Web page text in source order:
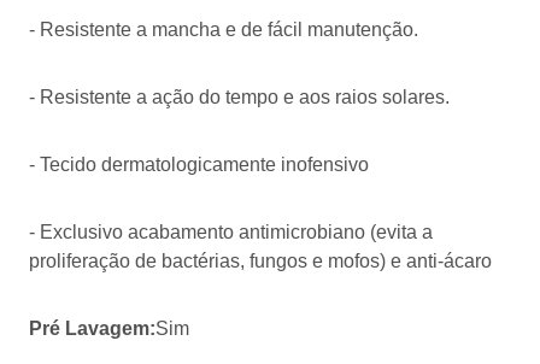
- Resistente a mancha e de fácil manutenção.
- Resistente a ação do tempo e aos raios solares.
- Tecido dermatologicamente inofensivo
- Exclusivo acabamento antimicrobiano (evita a
proliferação de bactérias, fungos e mofos) e anti-ácaro
Pré Lavagem:Sim